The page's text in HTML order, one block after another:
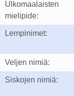
Ulkomaalaisten
mielipide:
Lempinimet:
Veljen nimiä:
Siskojen nimiä: